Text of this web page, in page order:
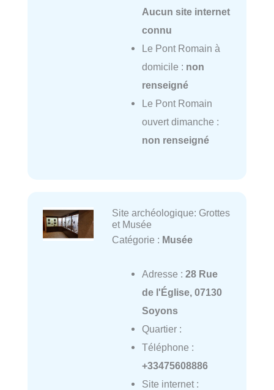
Aucun site internet
connu
Le Pont Romain à
domicile : non
renseigné
Le Pont Romain
ouvert dimanche :
non renseigné
Site archéologique: Grottes
et Musée
Catégorie : Musée
Adresse : 28 Rue
de l'Église, 07130
Soyons
Quartier :
Téléphone :
+33475608886
Site internet :